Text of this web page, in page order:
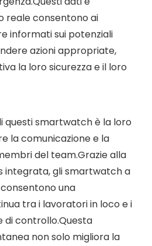
reale consentono ai
informati sui potenziali
azioni appropriate,
la loro sicurezza e il loro
questi smartwatch è la loro
la comunicazione e la
del team.Grazie alla
integrata, gli smartwatch a
una
tra i lavoratori in loco e i
di controllo.Questa
non solo migliora la